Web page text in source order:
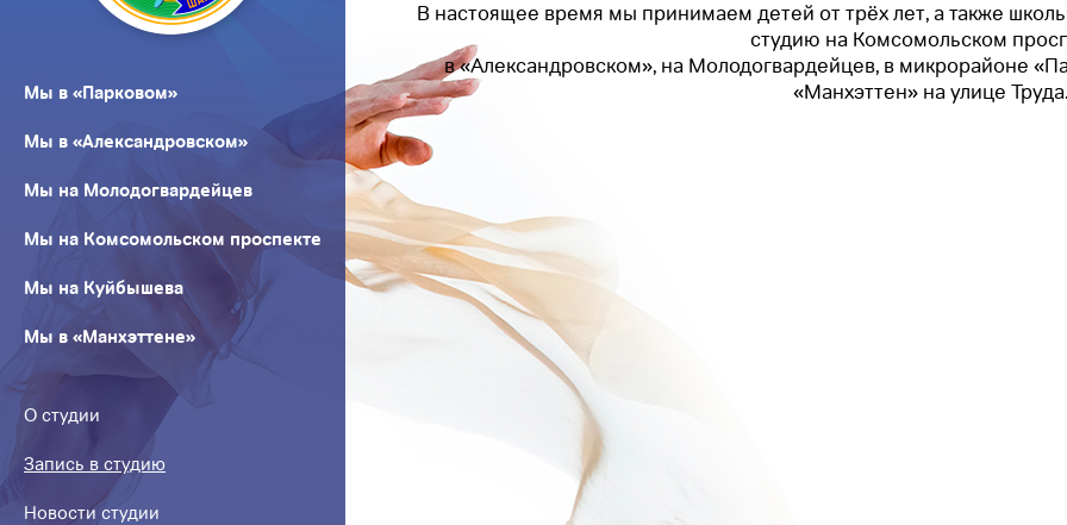
Мы в «Парковом»
Мы в «Александровском»
Мы на Молодогвардейцев
Мы на Комсомольском проспекте
Мы на Куйбышева
Мы в «Манхэттене»
О студии
Запись в студию
Новости студии
В настоящее время мы принимаем детей от трёх лет, а также
студию на Комсомольском
в «Александровском», на Молодогвардейцев, в микрорайоне
«Манхэттен» на улице Труда.